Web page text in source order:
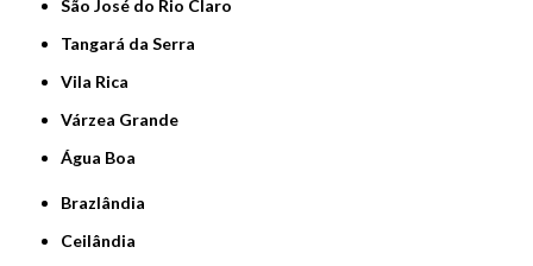
São José do Rio Claro
Tangará da Serra
Vila Rica
Várzea Grande
Água Boa
Brazlândia
Ceilândia